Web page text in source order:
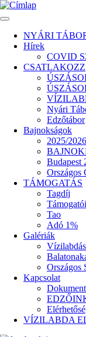
Ugrás
a
Fő
navigáció
NYÁRI
Hírek
COVID
CSATLAKOZZ
Nyári
Edzőtábor
Bajnokságok
2025/
Budapest
TÁMOGATÁS
Tagdíj
Tao
Adó 1%
Galériák
Országos
Kapcsolat
VÍZILABDA